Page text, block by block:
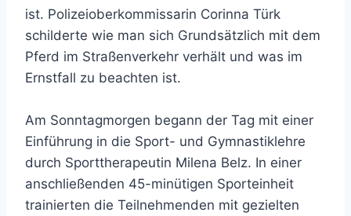
ist. Polizeioberkommissarin Corinna Türk
schilderte wie man sich Grundsätzlich mit dem
Pferd im Straßenverkehr verhält und was im
Ernstfall zu beachten ist.
Am Sonntagmorgen begann der Tag mit einer
Einführung in die Sport- und Gymnastiklehre
durch Sporttherapeutin Milena Belz. In einer
anschließenden 45-minütigen Sporteinheit
trainierten die Teilnehmenden mit gezielten